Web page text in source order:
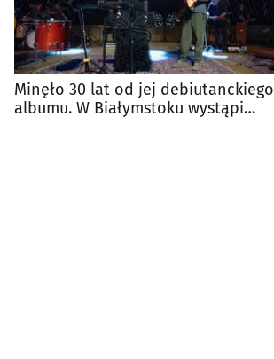
Minęło 30 lat od jej debiutanckiego
albumu. W Białymstoku wystąpi